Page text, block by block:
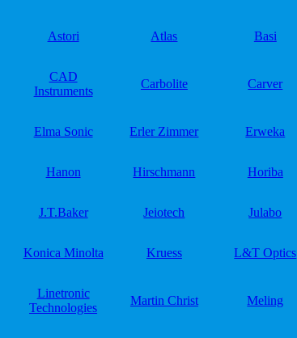
Astori Atlas Basi
CAD
Instruments
Carbolite Carver
Elma Sonic Erler Zimmer Erweka
Hanon Hirschmann Horiba
J.T.Baker Jeiotech Julabo
Konica Minolta Kruess L&T Optics
Linetronic
Technologies
Martin Christ Meling